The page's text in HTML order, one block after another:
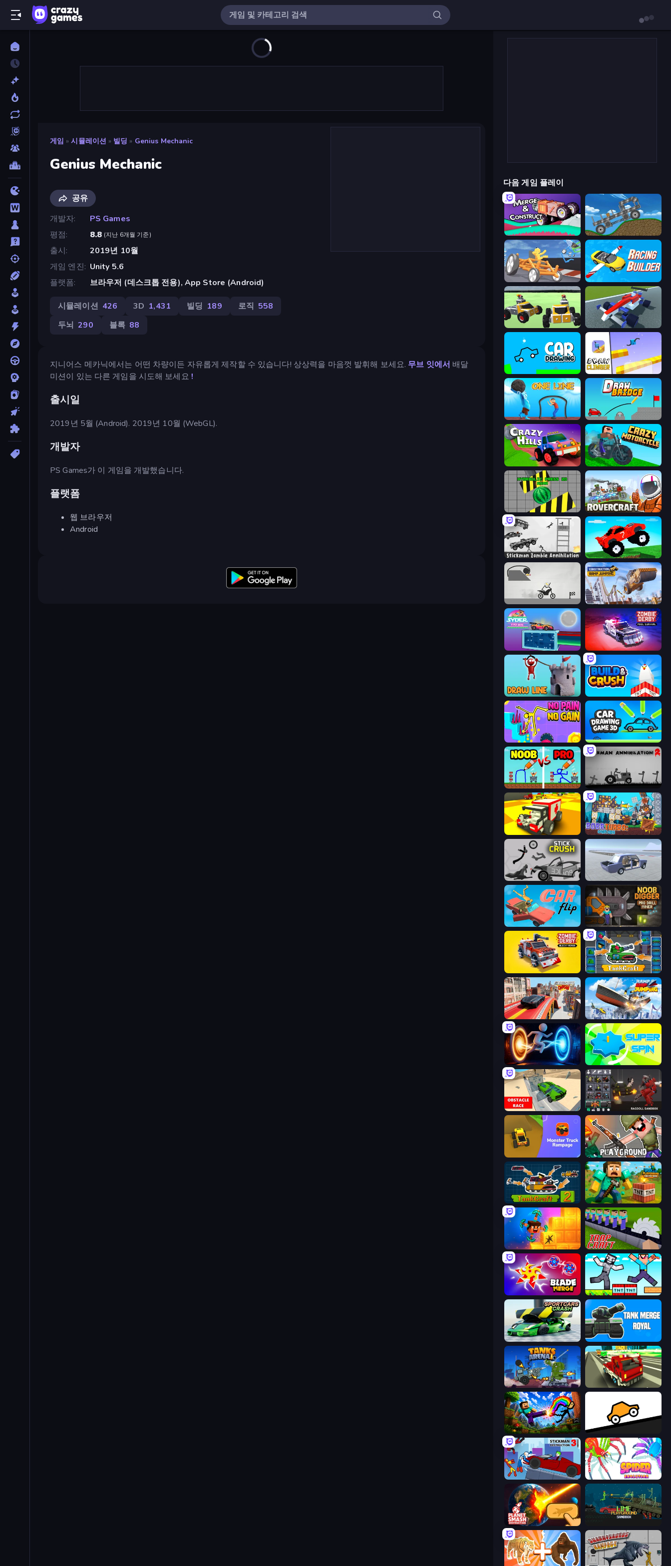
게임 » 시뮬레이션 » 빌딩 » Genius Mechanic
Genius Mechanic
공유
개발자
PS Games
평점
8.8 (지난 6개월 기준)
출시
2019년 10월
게임 엔진
Unity 5.6
플랫폼
브라우저 (데스크톱 전용), App Store (Android)
시뮬레이션 426 3D 1,431 빌딩 189 로직 558
두뇌 290 블록 88
지니어스 메카닉에서는 어떤 차량이든 자유롭게 제작할 수 있습니다! 상상력을 마음껏 발휘해 보세요. 무브 잇에서 배달
미션이 있는 다른 게임을 시도해 보세요 !
출시일
2019년 5월 (Android). 2019년 10월 (WebGL).
개발자
PS Games가 이 게임을 개발했습니다.
플랫폼
웹 브라우저
Android
다음 게임 플레이
Merge & Construct Move It!
Draw Crash Race Racing Builder
Block Tech: Epic Sandbox Genius Car 2
Car Drawing Game Draw Climber
One Line Draw Bridge
Crazy Hills Crazy Motorcycle
Hydraulic Press 2D ASMR Rovercraft
Stickman Zombie Annihilation Funny Mad Racing
Construction Ramp Jumping
Syder Hyper Drive Zombie Derby: Pixel Survival
Draw Line Build and Crush
No Pain No Gain - Ragdoll Sandbox Car Drawing Game 3D
DOP Noob: Draw to Save Stickman Annihilation 2
Bobr Turbo: Craft Cars
Stick Crush Car Tuning Simulator
Car Flip! Noob Digger: Pro Drill Miner
TankCraft
Slingshot Crash Ship Ramp Jumping
Portal Escape Super Spin
Obstacle Race: Destroying Simulator! Last Play: Ragdoll Sandbox
Monster Truck Rampage Playground
TankCraft 2 Voxel Playground: Ragdoll Noob
Merge & Dig! Trap Craft
Blade Merge Noob Gigachad: Parkour Tricks Challenge
Sportcars Crash Tank Merge Royal
Tanks Arena io: Craft & Combat Blocky Traffic Racing
Noob: Wall Crusher Bouncy Motors
Stickman Destruction 3 Heroes Spider Evolution: Runner Game
Planet Smash Destruction